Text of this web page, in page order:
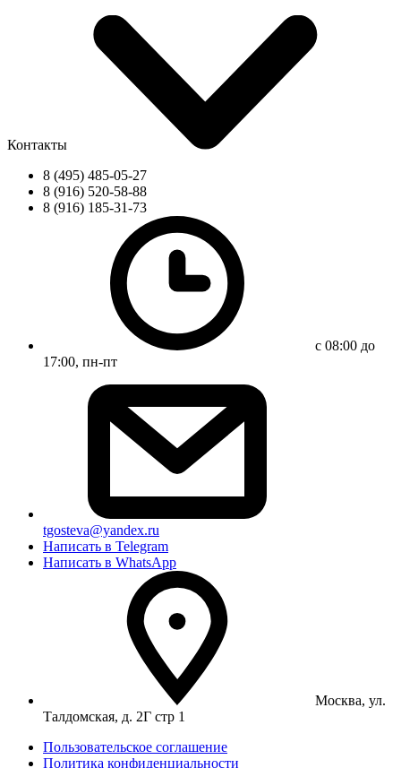
Контакты
8 (495) 485-05-27
8 (916) 520-58-88
8 (916) 185-31-73
с 08:00 до
17:00, пн-пт
tgosteva@yandex.ru
Написать в Telegram
Написать в WhatsApp
Москва, ул.
Талдомская, д. 2Г стр 1
Пользовательское соглашение
Политика конфиденциальности